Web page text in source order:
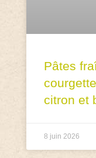
Pâtes
citron et
8 juin 2026